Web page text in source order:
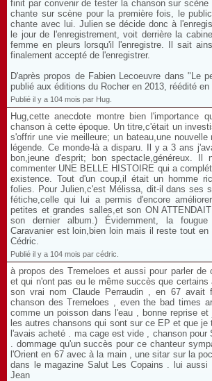
finit par convenir de tester la chanson sur
chante sur scène pour la première fois, le
chante avec lui. Julien se décide donc à
le jour de l'enregistrement, voit derrière la
femme en pleurs lorsqu'il l'enregistre. Il sait
finalement accepté de l'enregistrer.
D'après propos de Fabien Lecoeuvre dans "Le
publié aux éditions du Rocher en 2013, réédité en
Publié il y a 104 mois par Hug.
Hug,cette anecdote montre bien l'importance
chanson à cette époque. Un titre,c'était un
s'offrir une vie meilleure; un bateau,une nouvelle
légende. Ce monde-là a disparu. Il y a 3 ans
bon,jeune d'esprit; bon spectacle,généreux. Il
commenter UNE BELLE HISTOIRE qui a
existence. Tout d'un coup,il était un homme
folies. Pour Julien,c'est Mélissa, dit-il dans ses
fétiche,celle qui lui a permis d'encore
petites et grandes salles,et son ON
son dernier album.) Évidemment, la
Caravanier est loin,bien loin mais il reste tout en
Cédric.
Publié il y a 104 mois par cédric.
à propos des Tremeloes et aussi pour parler de
et qui n'ont pas eu le même succès que
son vrai nom Claude Perraudin , en 67 avait
chanson des Tremeloes , even the bad times
comme un poisson dans l'eau , bonne reprise
les autres chansons qui sont sur ce EP et que
l'avais acheté . ma cage est vide , chanson pour
. dommage qu'un succès pour ce chanteur
l'Orient en 67 avec à la main , une sitar sur la
dans le magazine Salut Les Copains . lui aussi
Jean